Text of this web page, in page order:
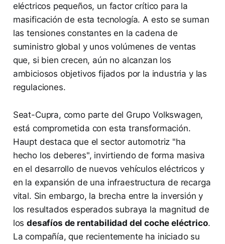
eléctricos pequeños, un factor crítico para la
masificación de esta tecnología. A esto se suman
las tensiones constantes en la cadena de
suministro global y unos volúmenes de ventas
que, si bien crecen, aún no alcanzan los
ambiciosos objetivos fijados por la industria y las
regulaciones.
Seat-Cupra, como parte del Grupo Volkswagen,
está comprometida con esta transformación.
Haupt destaca que el sector automotriz "ha
hecho los deberes", invirtiendo de forma masiva
en el desarrollo de nuevos vehículos eléctricos y
en la expansión de una infraestructura de recarga
vital. Sin embargo, la brecha entre la inversión y
los resultados esperados subraya la magnitud de
losdesafíos de rentabilidad del coche eléctrico.
La compañía, que recientemente ha iniciado su